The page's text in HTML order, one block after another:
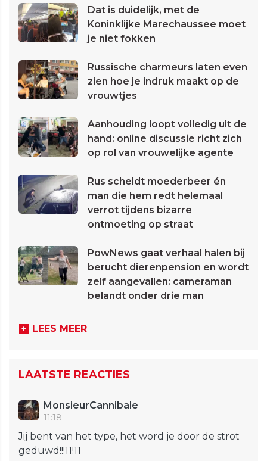
Dat is duidelijk, met de
Koninklijke Marechaussee moet
je niet fokken
Russische charmeurs laten even
zien hoe je indruk maakt op de
vrouwtjes
Aanhouding loopt volledig uit de
hand: online discussie richt zich
op rol van vrouwelijke agente
Rus scheldt moederbeer én
man die hem redt helemaal
verrot tijdens bizarre
ontmoeting op straat
PowNews gaat verhaal halen bij
berucht dierenpension en wordt
zelf aangevallen: cameraman
belandt onder drie man
LEES MEER
LAATSTE REACTIES
MonsieurCannibale
11:18
Jij bent van het type, het word je door de strot
geduwd!!!11!11